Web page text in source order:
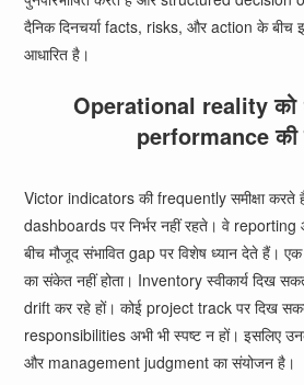
दैनिक दिनचर्या facts, risks, और action के बीच
आधारित है।
Operational reality को
performance की
Victor indicators की frequently समीक्षा
dashboards पर निर्भर नहीं रहते। वे
बीच मौजूद संभावित gap पर विशेष ध्यान देते हैं।
का संकेत नहीं होता। Inventory स्वीकार्य दिख
drift कर रहे हों। कोई project track पर दिख
responsibilities अभी भी स्पष्ट न हों। इसलिए
और management judgment का संयोजन है।